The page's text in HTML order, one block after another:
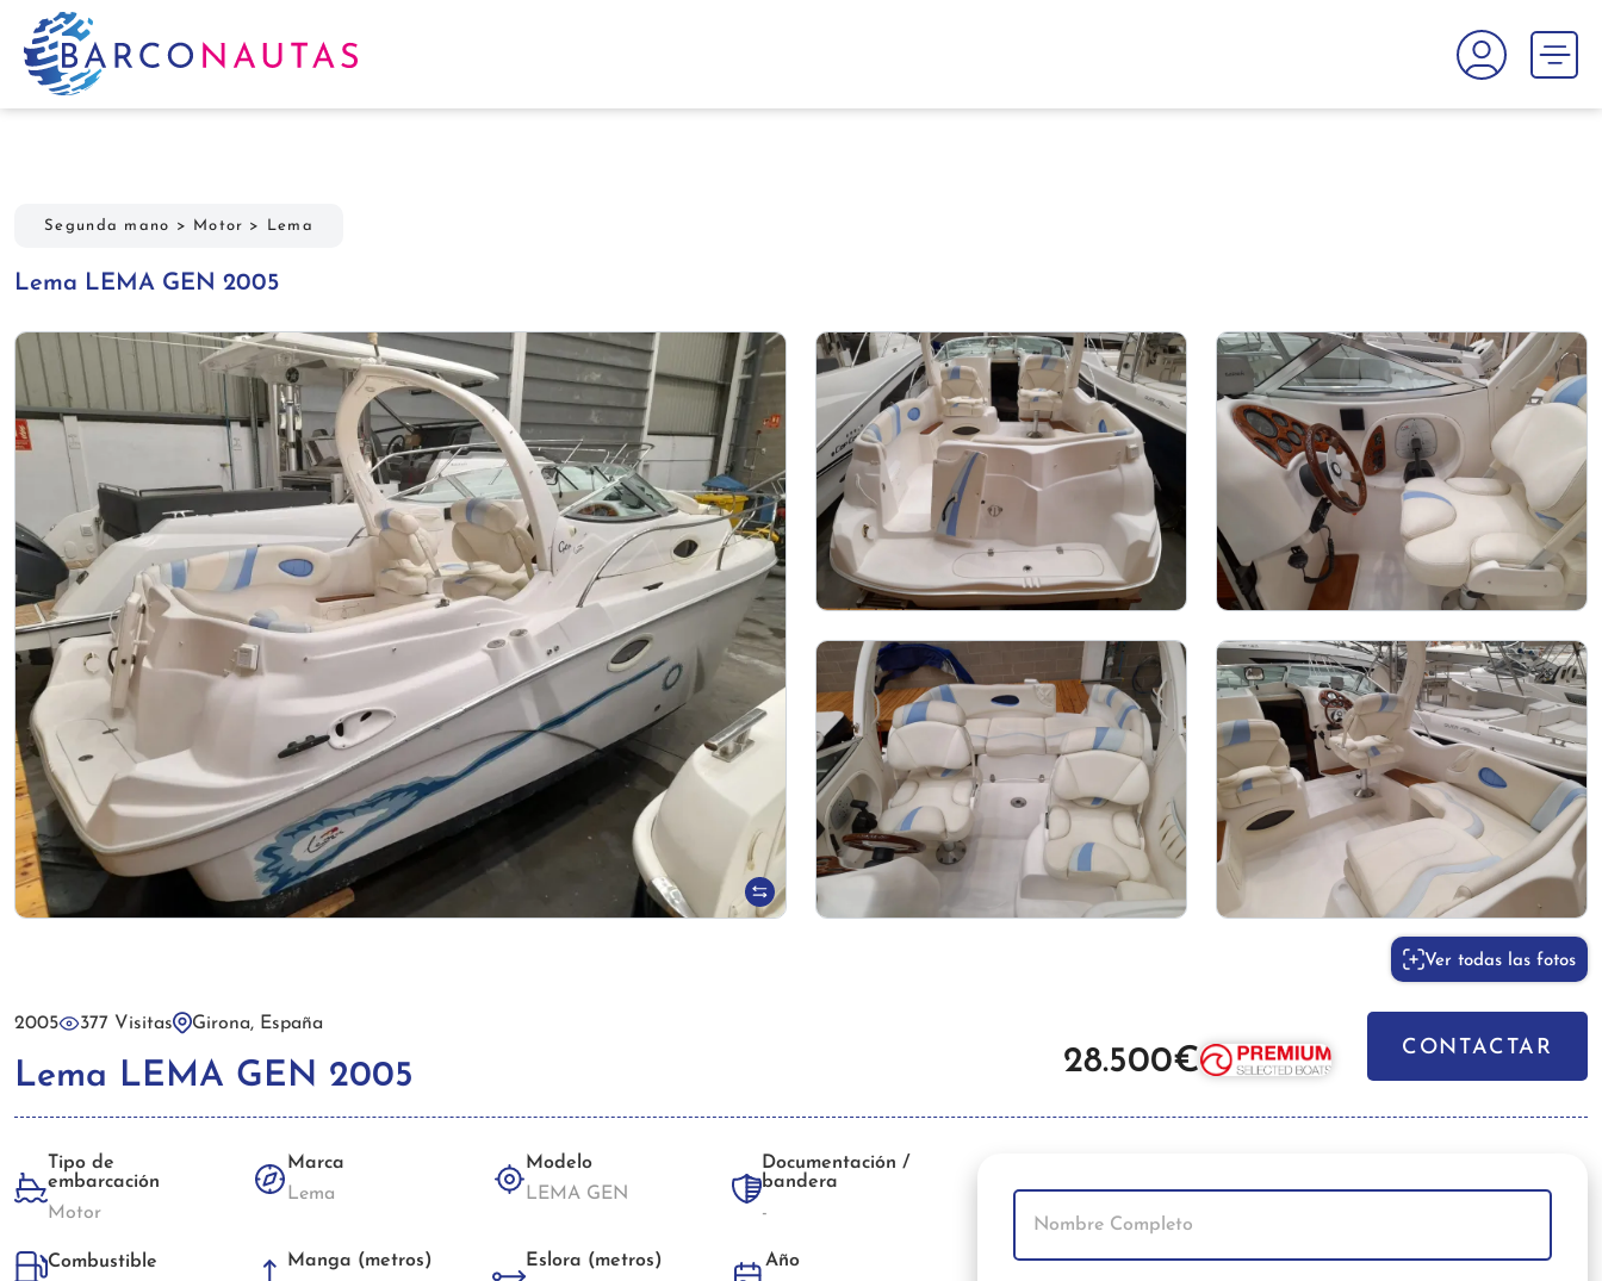
Segunda mano > Motor > Lema
Lema LEMA GEN 2005
Ver todas las fotos
2005 377 Visitas Girona, España
Lema LEMA GEN 2005 28.500€ CONTACTAR
Tipo de
embarcación
Motor
Marca
Lema
Modelo
LEMA GEN
Documentación /
bandera
-
Combustible
Manga (metros)
Eslora (metros)
Año